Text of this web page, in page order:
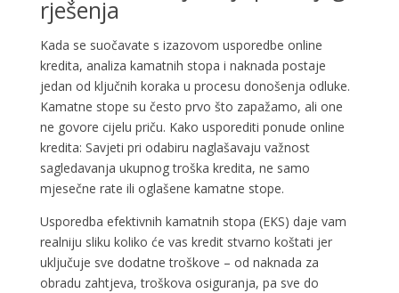
rješenja
Kada se suočavate s izazovom usporedbe online
kredita, analiza kamatnih stopa i naknada postaje
jedan od ključnih koraka u procesu donošenja odluke.
Kamatne stope su često prvo što zapažamo, ali one
ne govore cijelu priču. Kako usporediti ponude online
kredita: Savjeti pri odabiru naglašavaju važnost
sagledavanja ukupnog troška kredita, ne samo
mjesečne rate ili oglašene kamatne stope.
Usporedba efektivnih kamatnih stopa (EKS) daje vam
realniju sliku koliko će vas kredit stvarno koštati jer
uključuje sve dodatne troškove – od naknada za
obradu zahtjeva, troškova osiguranja, pa sve do